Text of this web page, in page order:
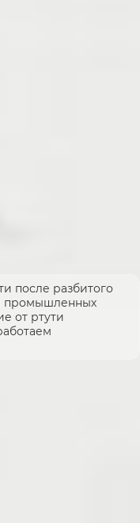
после разбитого
промышленных
от ртути